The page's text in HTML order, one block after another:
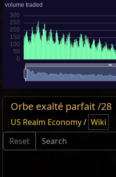
Orbe exalté parfait /28
US Realm Economy/ Wiki